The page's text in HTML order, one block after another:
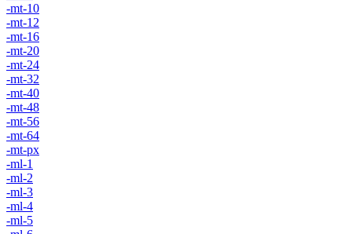
-mt-10
-mt-12
-mt-16
-mt-20
-mt-24
-mt-32
-mt-40
-mt-48
-mt-56
-mt-64
-mt-px
-ml-1
-ml-2
-ml-3
-ml-4
-ml-5